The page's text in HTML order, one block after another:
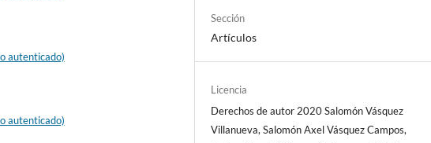
autenticado)
autenticado)
Sección
Artículos
Licencia
Derechos de autor 2020 Salomón Vásquez
Villanueva, Salomón Axel Vásquez Campos,